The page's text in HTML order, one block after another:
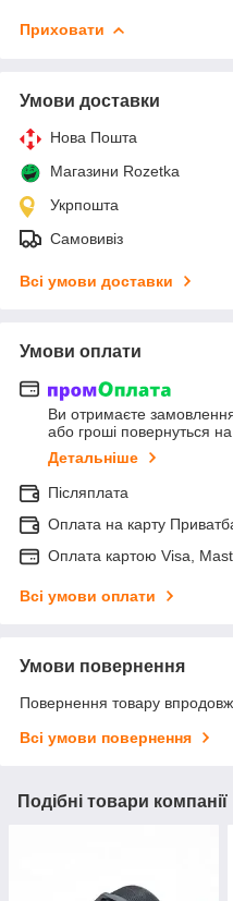
Приховати
Умови доставки
Нова Пошта
Магазини Rozetka
Укрпошта
Самовивіз
Всі умови доставки
Умови оплати
Ви отримаєте
або гроші повернуться
Детальніше
Післяплата
Оплата на карту
Оплата картою Visa,
Всі умови оплати
Умови повернення
Повернення товару
Всі умови повернення
Подібні товари компанії